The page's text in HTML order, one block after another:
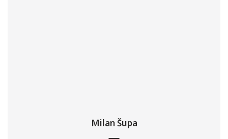
Milan Šupa